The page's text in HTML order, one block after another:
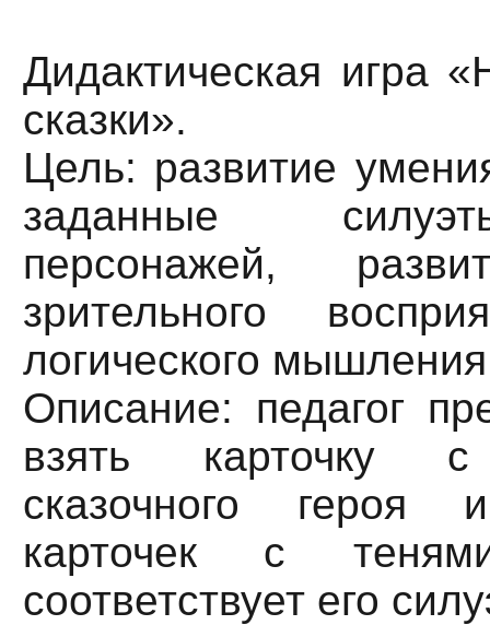
Дидактическая игра
сказки».
Цель: развитие
заданные
персонажей,
зрительного
логического
Описание: педагог
взять карточку с
сказочного
карточек с
соответствует его